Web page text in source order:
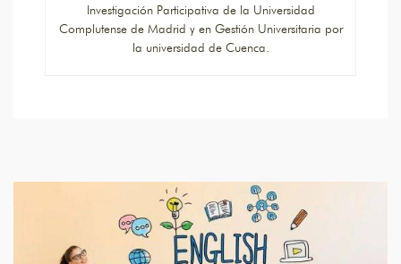
Investigación Participativa de la Universidad
Complutense de Madrid y en Gestión Universitaria por
la universidad de Cuenca.